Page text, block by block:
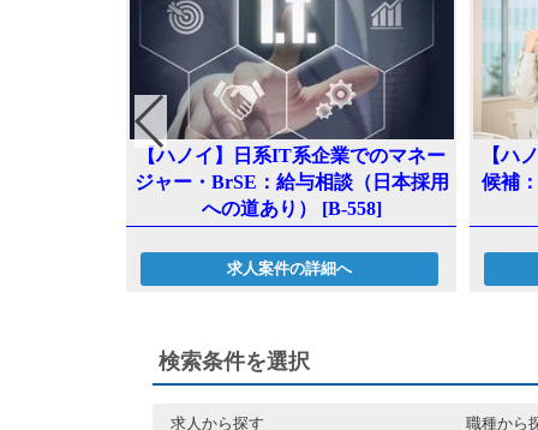
【ハノイ】日系IT系企業でのマネー
ジャー・BrSE：給与相談（日本採用
への道あり） [B-558]
求人案件の詳細へ
【ハ
候補
検索条件を選択
求人から探す 職種から